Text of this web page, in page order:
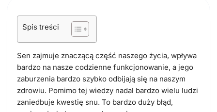
Spis treści
Sen zajmuje znaczącą część naszego życia, wpływa
bardzo na nasze codzienne funkcjonowanie, a jego
zaburzenia bardzo szybko odbijają się na naszym
zdrowiu. Pomimo tej wiedzy nadal bardzo wielu ludzi
zaniedbuje kwestię snu. To bardzo duży błąd,